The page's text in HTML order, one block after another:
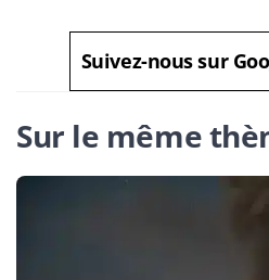
Suivez-nous sur
Sur le même